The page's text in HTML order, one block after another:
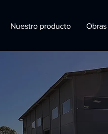
Nuestro producto Obras